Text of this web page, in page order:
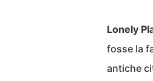
Lonely
fosse la
antiche